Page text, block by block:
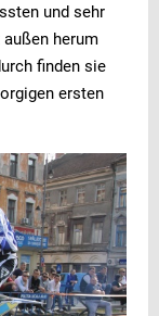
und sehr
herum
finden sie
ersten